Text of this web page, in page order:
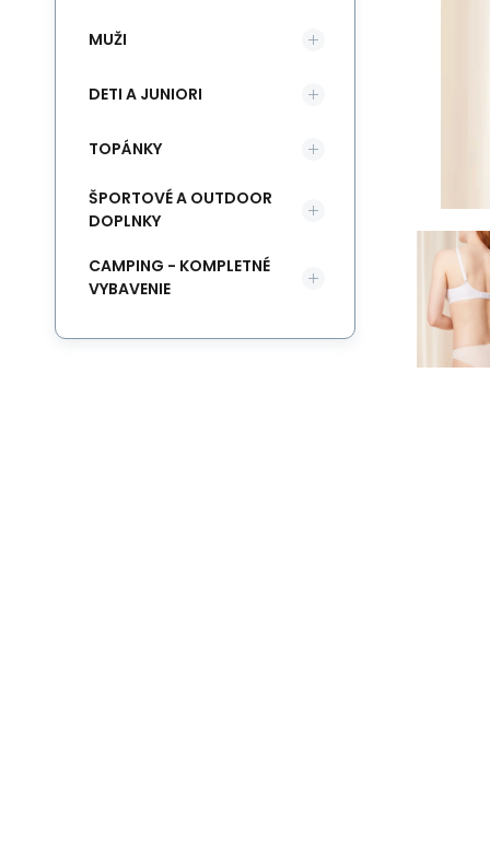
MUŽI
DETI A JUNIORI
TOPÁNKY
ŠPORTOVÉ A OUTDOOR
DOPLNKY
CAMPING - KOMPLETNÉ
VYBAVENIE